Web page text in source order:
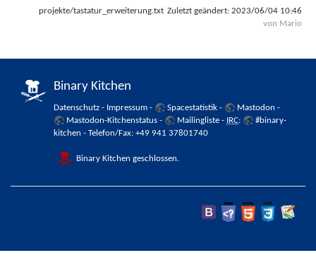
projekte/tastatur_erweiterung.txt Zuletzt geändert: 2023/06/04 10:46
von Mario
Binary Kitchen
Datenschutz - Impressum - Spacestatistik - Mastodon -
Mastodon-Kitchenstatus - Mailingliste - IRC:
#binary-
kitchen - Telefon/Fax: +49 941 37801740
Binary Kitchen geschlossen.